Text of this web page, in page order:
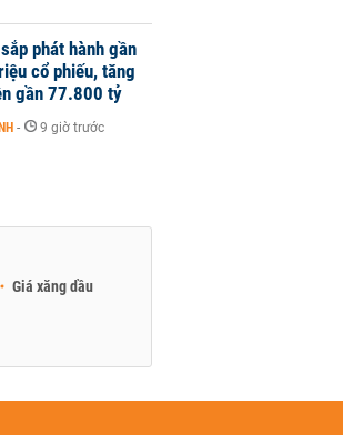
phát hành gần
cổ phiếu, tăng
gần 77.800 tỷ
- 9 giờ trước
Giá xăng dầu